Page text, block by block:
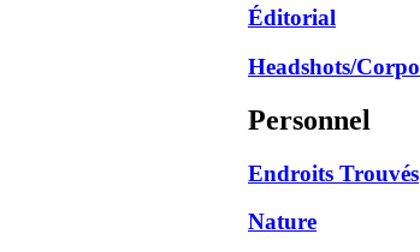
Éditorial
Headshots/Corpo
Personnel
Endroits Trouvés
Nature